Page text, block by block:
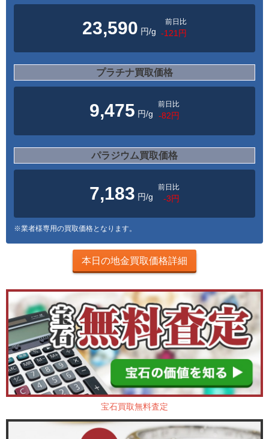
23,590 円/g
前日比
-121円
プラチナ買取価格
9,475 円/g
前日比
-82円
パラジウム買取価格
7,183 円/g
前日比
-3円
※業者様専用の買取価格となります。
本日の地金買取価格詳細
宝石買取無料査定